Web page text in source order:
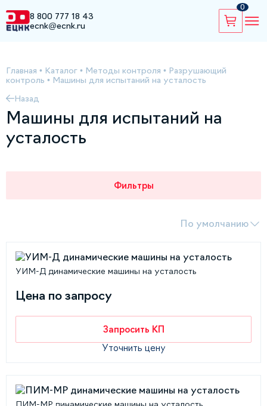
8 800 777 18 43
ecnk@ecnk.ru
0
Главная • Каталог • Методы контроля • Разрушающий
контроль • Машины для испытаний на усталость
Назад
Машины для испытаний на
усталость
Фильтры
По умолчанию
УИМ-Д динамические машины на усталость
Цена по запросу
Запросить КП
Уточнить цену
ПИМ-МР динамические машины на усталость